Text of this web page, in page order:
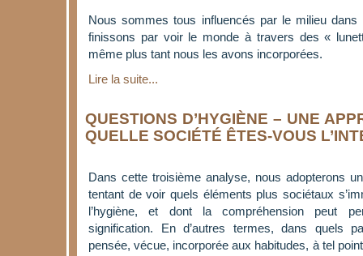
Nous sommes tous influencés par le milieu
finissons par voir le monde à travers des «
même plus tant nous les avons incorporées.
Lire la suite...
QUESTIONS D’HYGIÈNE – UNE
QUELLE SOCIÉTÉ ÊTES-VOUS
Dans cette troisième analyse, nous adopterons
tentant de voir quels éléments plus sociétaux
l’hygiène, et dont la compréhension peut
signification. En d’autres termes, dans quels
pensée, vécue, incorporée aux habitudes, à tel